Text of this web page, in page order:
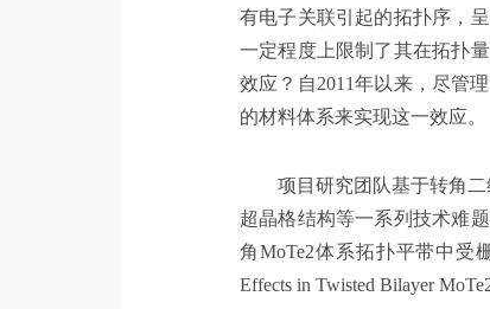
有电子关联引起的拓扑序，
一定程度上限制了其在拓扑
效应？自2011年以来，尽管
的材料体系来实现这一效应。
项目研究团队基于转角
超晶格结构等一系列技术难
角MoTe2体系拓扑平带中受
Effects in Twisted Bilayer